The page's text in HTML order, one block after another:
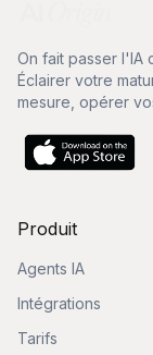
On fait passer l'IA
Éclairer votre
mesure, opérer
Produit
Agents IA
Intégrations
Tarifs